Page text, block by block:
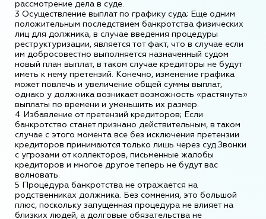
рассмотрение дела в суде.
3 Осуществление выплат по графику суда; Еще одним
положительным последствием банкротства физических
лиц для должника, в случае введения процедуры
реструктуризации, является тот факт, что в случае если
им добросовестно выполняется назначенный судом
новый план выплат, в таком случае кредиторы не будут
иметь к нему претензий. Конечно, изменение графика
может повлечь и увеличение общей суммы выплат,
однако у должника возникает возможность «растянуть»
выплаты по времени и уменьшить их размер.
4 Избавление от претензий кредиторов; Если
банкротство станет признано действительным, в таком
случае с этого момента все без исключения претензии
кредиторов принимаются только лишь через суд.Звонки
с угрозами от коллекторов, письменные жалобы
кредиторов и многое другое теперь не будут вас
волновать.
5 Процедура банкротства не отражается на
родственниках должника. Без сомнения, это большой
плюс, поскольку запущенная процедура не влияет на
близких людей, а долговые обязательства не